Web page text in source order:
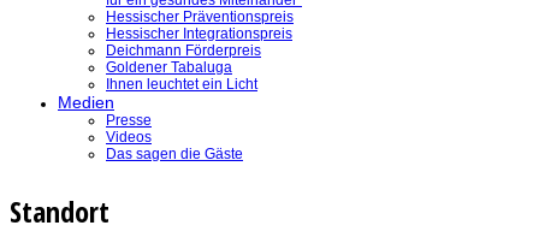
Hessischer Präventionspreis
Hessischer Integrationspreis
Deichmann Förderpreis
Goldener Tabaluga
Ihnen leuchtet ein Licht
Medien
Presse
Videos
Das sagen die Gäste
Standort